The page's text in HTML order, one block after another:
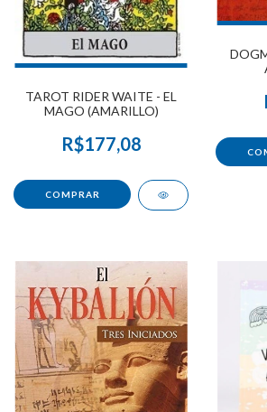
TAROT RIDER WAITE - EL
MAGO (AMARILLO)
R$177,08